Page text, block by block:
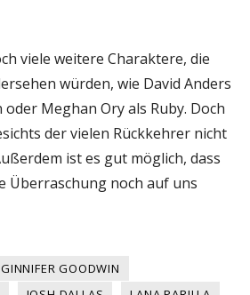
viele weitere Charaktere, die
würden, wie David Anders
Meghan Ory als Ruby. Doch
der vielen Rückkehrer nicht
ist es gut möglich, dass
Überraschung noch auf uns
GINNIFER GOODWIN